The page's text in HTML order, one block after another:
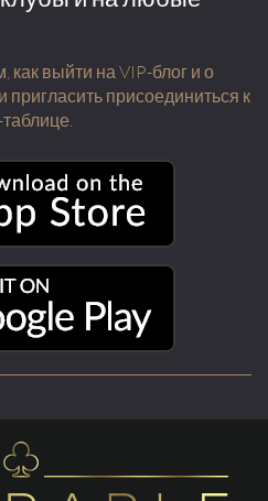
как выйти на VIP-блог и о
пригласить присоединиться к